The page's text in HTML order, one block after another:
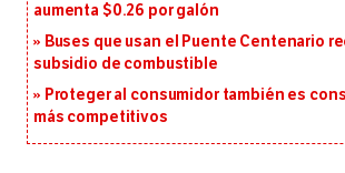
aumenta $0.26 por galón
Buses que usan el Puente Centenario
subsidio de combustible
Proteger al consumidor también es
más competitivos